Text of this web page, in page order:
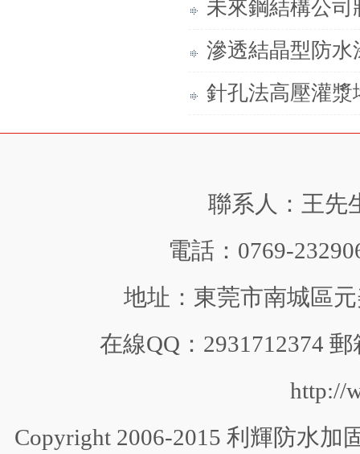
未來鋼結構公司
滲透結晶型防水
針孔法高壓灌漿
聯系人：王先
電話：0769-
地址：東莞市南城區
在線QQ：2931712374
http://
Copyright 2006-2015 利輝防水加